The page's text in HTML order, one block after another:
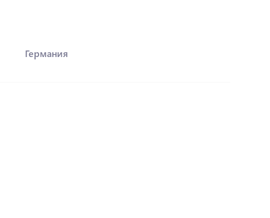
Германия